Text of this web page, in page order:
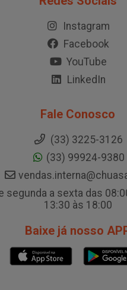
Instagram
Facebook
YouTube
LinkedIn
Fale Conosco
(33) 3225-3126
(33) 99924-9380
segunda a sexta das
13:30 às 18:00
Baixe já nosso